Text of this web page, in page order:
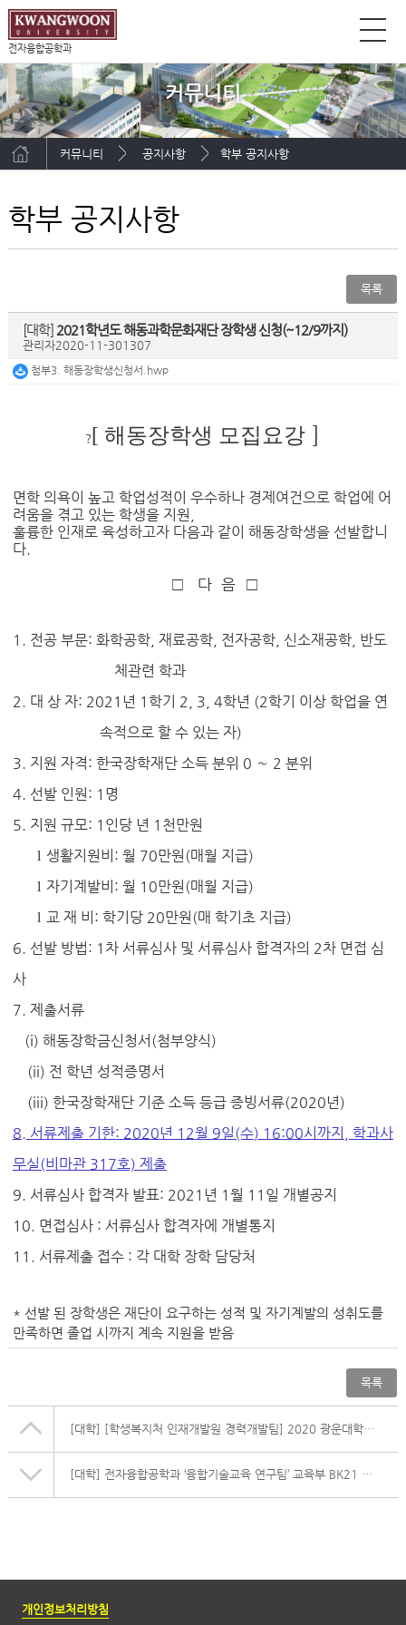
전자융합공학과
커뮤니티
커뮤니티 공지사항 학부 공지사항
학부 공지사항
목록
[대학] 2021학년도 해동과학문화재단 장학생 신청(~12/9까지)
관리자2020-11-30 1307
첨부3. 해동장학생신청서.hwp
?[해동장학생 모집요강
면학 의욕이 높고 학업성적이 우수하나 경제여건으로 학업에 어
려움을 겪고 있는 학생을 지원
훌륭한 인재로 육성하고자 다음과 같이 해동장학생을 선발합니
다.
□ 다 음 □
1. 전공 부문: 화학공학, 재료공학, 전자공학, 신소재공학, 반도
체관련 학과
2. 대 상 자: 2021 년 1 학기 2, 3, 4학년 (2학기 이상 학업을 연
속적으로 할 수 있는 자)
3. 지원 자격: 한국장학재단 소득 분위 0 ～ 2 분위
4. 선발 인원: 1 명
5. 지원 규모: 1 인당 년 1 천만원
l 생활지원비 : 월 70만원 (매월 지급)
l 자기계발비 : 월 10만원 (매월 지급)
l 교 재 비 : 학기당 20만원 (매 학기초 지급)
6. 선발 방법: 1 차 서류심사 및 서류심사 합격자의 2차 면접 심
사
7. 제출서류
(i)해동장학금신청서 (첨부양식)
(ii) 전 학년 성적증명서
(iii) 한국장학재단 기준 소득 등급 증빙서류(2020년)
8. 서류제출 기한: 2020년 12월 9일 (수) 16:00시까지, 학과사
무실(비마관 317호) 제출
9. 서류심사 합격자 발표: 2021 년 1 월 11 일 개별공지
10. 면접심사 : 서류심사 합격자에 개별통지
11. 서류제출 접수 : 각 대학 장학 담당처
* 선발 된 장학생은 재단이 요구하는 성적 및 자기계발의 성취도를
만족하면 졸업 시까지 계속 지원을 받음
목록
[대학] [학생복지처 인재개발원 경력개발팀] 2020 광운대학교 온택트 취업.직무박람회 안내
[대학] 전자융합공학과 ‘융합기술교육 연구팀’ 교육부 BK21 사업 선정
개인정보처리방침